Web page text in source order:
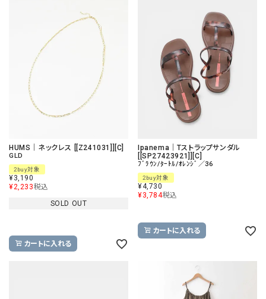
HUMS｜ネックレス [[Z241031]][C]
GLD
2buy対象
¥3,190
¥2,233税込
SOLD OUT
カートに入れる
Ipanema｜Tストラップサンダル
[[SP27423921]][C]
ﾌﾞﾗｳﾝ/ﾀｰﾄﾙ/ｵﾚﾝｼﾞ／36
2buy対象
¥4,730
¥3,784税込
カートに入れる